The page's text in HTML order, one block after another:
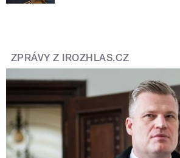
ZPRÁVY Z IROZHLAS.CZ